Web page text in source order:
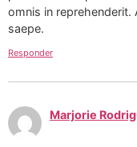
omnis in reprehenderit.
saepe.
Responder
Marjorie